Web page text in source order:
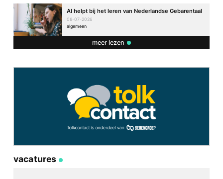
AI helpt bij het leren van Nederlandse Gebarentaal
08-07-2026
algemeen
meer lezen
vacatures